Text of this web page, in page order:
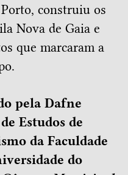
construiu os
Nova de Gaia e
que marcaram a
pela Dafne
Estudos de
da Faculdade
do